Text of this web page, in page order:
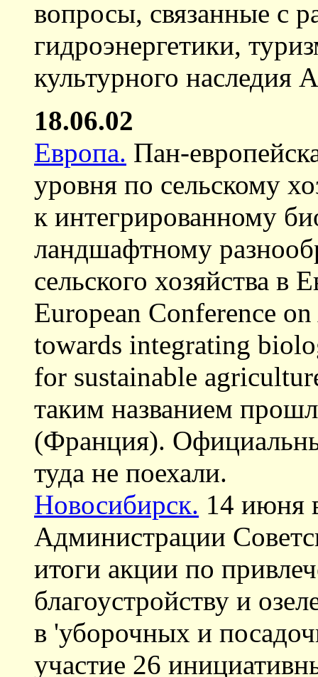
вопросы, связанные с
гидроэнергетики,
культурного наследия
18.06.02
Европа. Пан-
уровня по сельскому
к интегрированному
ландшафтному
сельского хозяйства в
European Conference
towards integrating
for sustainable
таким названием
(Франция).
туда не поехали.
Новосибирск. 14 июня
Администрации
итоги акции по
благоустройству и
в 'уборочных и
участие 26